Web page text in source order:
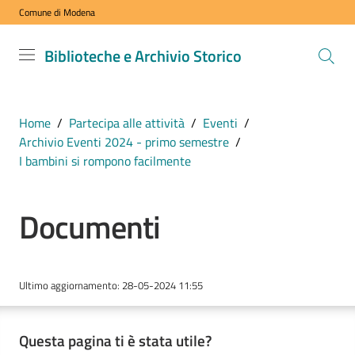
Vai al contenuto
Vai alla navigazione
Vai al footer
Comune di Modena
Biblioteche e Archivio Storico
Biblioteche
COMUNE DI
MODENA
i
nostri
i
Home / Partecipa alle attività / Eventi /
Archivio Eventi 2024 - primo semestre /
I bambini si rompono facilmente
Documenti
Ultimo aggiornamento: 28-05-2024 11:55
Questa pagina ti è stata utile?